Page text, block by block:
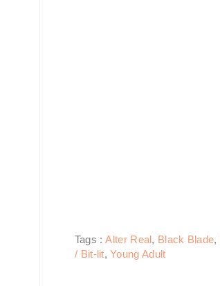
Tags :Alter Real, Black Blade,
/ Bit-lit,Young Adult